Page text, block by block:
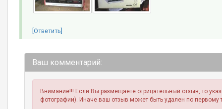
[Ответить]
Ваш комментарий:
Внимание!!! Если Вы размещаете отрицательный отзыв, то
фотографии). Иначе ваш отзыв может быть удален по первому